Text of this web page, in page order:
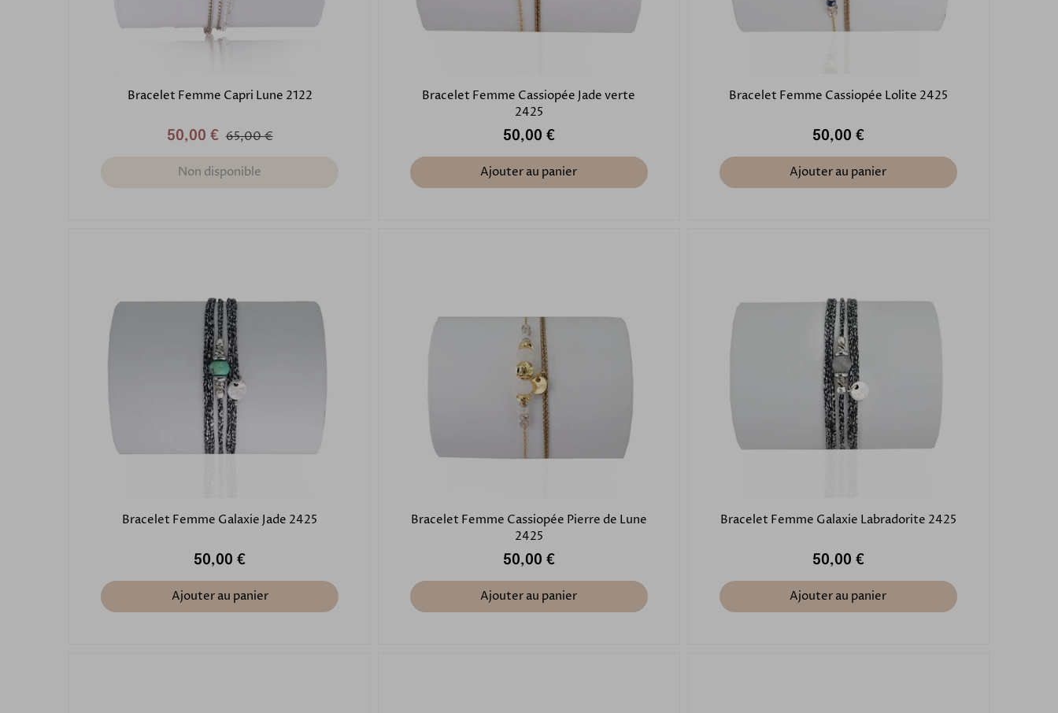
Bracelet Femme Capri Lune 2122
50,00 € 65,00 €
Non disponible
Bracelet Femme Cassiopée Jade verte
2425
50,00 €
Ajouter au panier
Bracelet Femme Cassiopée Lolite 2425
50,00 €
Ajouter au panier
Bracelet Femme Galaxie Jade 2425
50,00 €
Ajouter au panier
Bracelet Femme Cassiopée Pierre de Lune
2425
50,00 €
Ajouter au panier
Bracelet Femme Galaxie Labradorite 2425
50,00 €
Ajouter au panier